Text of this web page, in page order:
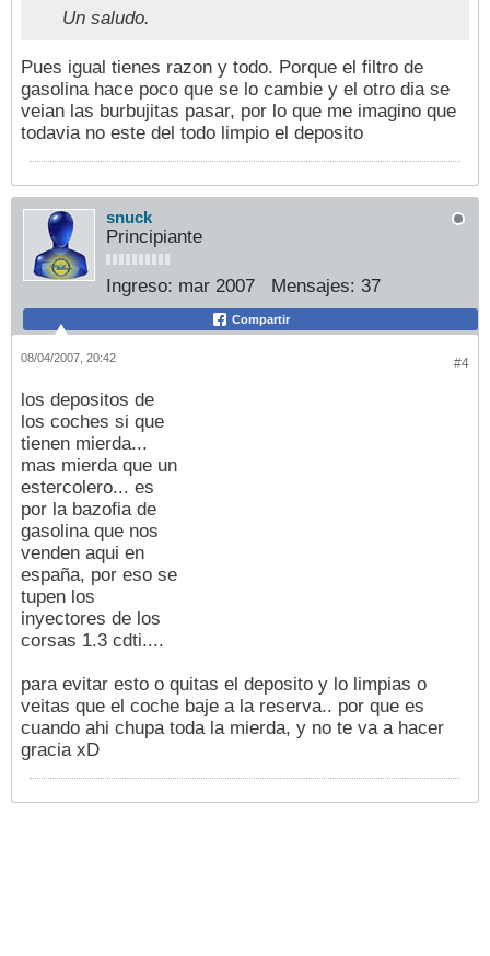
Un saludo.
Pues igual tienes razon y todo. Porque el filtro de
gasolina hace poco que se lo cambie y el otro dia se
veian las burbujitas pasar, por lo que me imagino que
todavia no este del todo limpio el deposito
snuck
Principiante
Ingreso: mar 2007 Mensajes: 37
Compartir
#4
08/04/2007, 20:42
los depositos de
los coches si que
tienen mierda...
mas mierda que un
estercolero... es
por la bazofia de
gasolina que nos
venden aqui en
españa, por eso se
tupen los
inyectores de los
corsas 1.3 cdti....
para evitar esto o quitas el deposito y lo limpias o
veitas que el coche baje a la reserva.. por que es
cuando ahi chupa toda la mierda, y no te va a hacer
gracia xD